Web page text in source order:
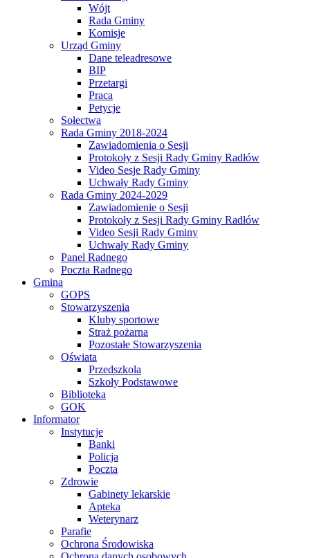
Wójt
Rada Gminy
Komisje
Urząd Gminy
Dane teleadresowe
BIP
Przetargi
Praca
Petycje
Sołectwa
Rada Gminy 2018-2024
Zawiadomienia o Sesji
Protokoły z Sesji Rady Gminy Radłów
Video Sesje Rady Gminy
Uchwały Rady Gminy
Rada Gminy 2024-2029
Zawiadomienie o Sesji
Protokoły z Sesji Rady Gminy Radłów
Video Sesji Rady Gminy
Uchwały Rady Gminy
Panel Radnego
Poczta Radnego
Gmina
GOPS
Stowarzyszenia
Kluby sportowe
Straż pożarna
Pozostałe Stowarzyszenia
Oświata
Przedszkola
Szkoły Podstawowe
Biblioteka
GOK
Informator
Instytucje
Banki
Policja
Poczta
Zdrowie
Gabinety lekarskie
Apteka
Weterynarz
Parafie
Ochrona Środowiska